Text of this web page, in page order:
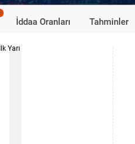
İddaa Oranları Tahminler
İlk Yarı